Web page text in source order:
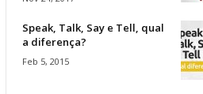
Speak, Talk, Say e Tell, qual
a diferença?
Feb 5, 2015